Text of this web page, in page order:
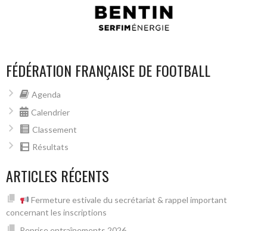
FÉDÉRATION FRANÇAISE DE FOOTBALL
Agenda
Calendrier
Classement
Résultats
ARTICLES RÉCENTS
Fermeture estivale du secrétariat & rappel important
concernant les inscriptions